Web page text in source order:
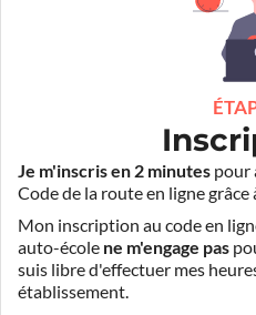
Je m'inscris en 2 minutes pour
Code de la route en ligne grâce
Mon inscription au code en
auto-école ne m'engage pas
suis libre d'effectuer mes
établissement.